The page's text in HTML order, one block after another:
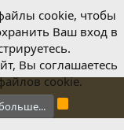
Главная
R
cookie, чтобы
Ваш вход в
Вы соглашаетесь
cookie.